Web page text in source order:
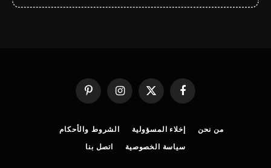
فيسبوك
X
(Twitter)
الانستغرامبينتيريست
من نحن إخلاء المسؤولية
الشروط والأحكام
سياسة الخصوصية
اتصل بنا